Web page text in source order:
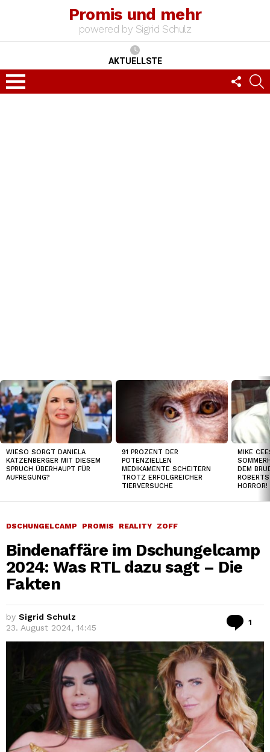
Promis und mehr
powered by Sigrid Schulz
AKTUELLSTE
Menu
US
TOP
NEWS
WIESO SORGT DANIELA
KATZENBERGER MIT DIESEM
SPRUCH ÜBERHAUPT FÜR
AUFREGUNG?
91 PROZENT DER
POTENZIELLEN
MEDIKAMENTE SCHEITERN
TROTZ ERFOLGREICHER
TIERVERSUCHE
MIKE
DEM
HORROR!
DSCHUNGELCAMP PROMIS REALITY ZOFF
Bindenaffäre im Dschungelcamp
2024: Was RTL dazu sagt – Die
Fakten
by Sigrid Schulz
23. August 2024, 14:45
1